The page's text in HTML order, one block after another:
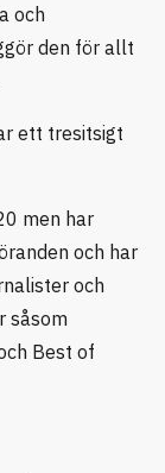
och
den för allt
ett tresitsigt
men har
och har
och
såsom
Best of